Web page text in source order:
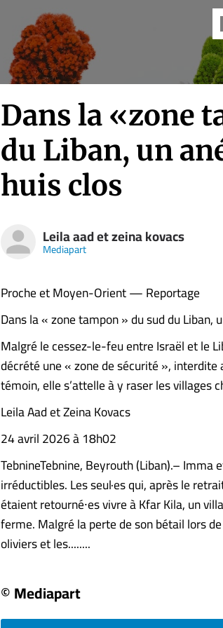
Dans la «zone
du Liban, un
huis clos
Leila aad et zeina kovacs
Mediapart
Proche et Moyen-Orient — Reportage
Dans la « zone tampon » du sud du Liban,
Malgré le cessez-le-feu entre Israël et le
décrété une « zone de sécurité »,
témoin, elle s’attelle à y raser les villages
Leila Aad et Zeina Kovacs
24 avril 2026 à 18h02
TebnineTebnine, Beyrouth (Liban).–
irréductibles. Les seul·es qui, après le
étaient retourné⸱es vivre à Kfar Kila, un
ferme. Malgré la perte de son bétail lors
oliviers et les........
© Mediapart